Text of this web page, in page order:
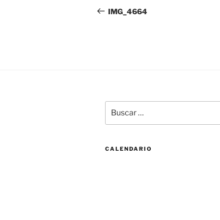
de
anterior:
IMG_4664
por:
CALENDARIO